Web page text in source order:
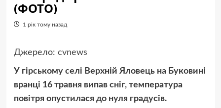
(ФОТО)
1 рік тому назад
Джерело: cvnews
У гірському селі Верхній Яловець на Буковині
вранці 16 травня випав сніг, температура
повітря опустилася до нуля градусів.